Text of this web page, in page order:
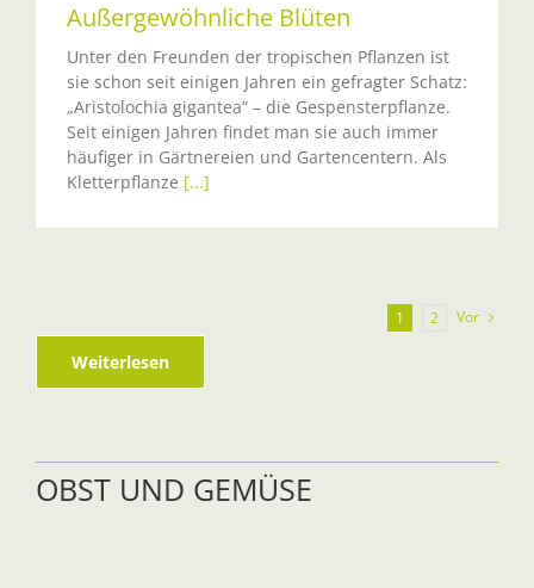
Außergewöhnliche Blüten
Unter den Freunden der tropischen Pflanzen ist
sie schon seit einigen Jahren ein gefragter Schatz:
„Aristolochia gigantea“ – die Gespensterpflanze.
Seit einigen Jahren findet man sie auch immer
häufiger in Gärtnereien und Gartencentern. Als
Kletterpflanze [...]
1 2 Vor
Weiterlesen
OBST UND GEMÜSE